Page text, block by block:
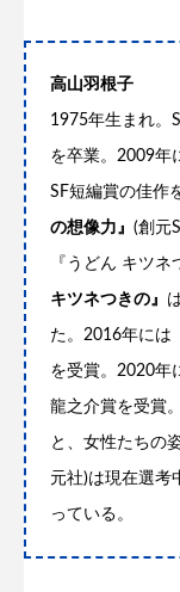
高山羽根子
1975年生まれ。
を卒業。2009年
SF短編賞の佳作
の想像力』 (創元
『うどん キツネ
キツネつきの』
た。2016年には
を受賞。2020年
龍之介賞を受賞
と、女性たちの
元社)は現在選考
っている。